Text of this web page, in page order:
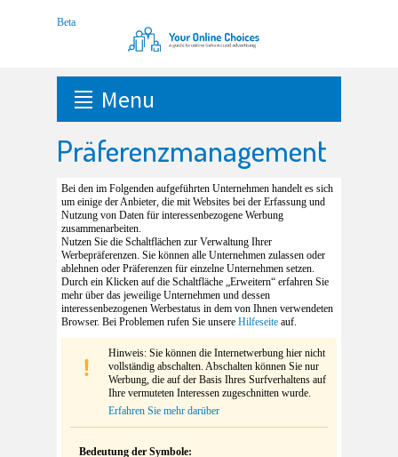
Menu
Präferenzmanagement
Bei den im Folgenden aufgeführten Unternehmen handelt es sich
um einige der Anbieter, die mit Websites bei der Erfassung und
Nutzung von Daten für interessenbezogene Werbung
zusammenarbeiten.
Nutzen Sie die Schaltflächen zur Verwaltung Ihrer
Werbepräferenzen. Sie können alle Unternehmen zulassen oder
ablehnen oder Präferenzen für einzelne Unternehmen setzen.
Durch ein Klicken auf die Schaltfläche „Erweitern“ erfahren Sie
mehr über das jeweilige Unternehmen und dessen
interessenbezogenen Werbestatus in dem von Ihnen verwendeten
Browser. Bei Problemen rufen Sie unsere Hilfeseite auf.
Hinweis: Sie können die Internetwerbung hier nicht
vollständig abschalten. Abschalten können Sie nur
Werbung, die auf der Basis Ihres Surfverhaltens auf
Ihre vermuteten Interessen zugeschnitten wurde.
Erfahren Sie mehr darüber
Bedeutung der Symbole: